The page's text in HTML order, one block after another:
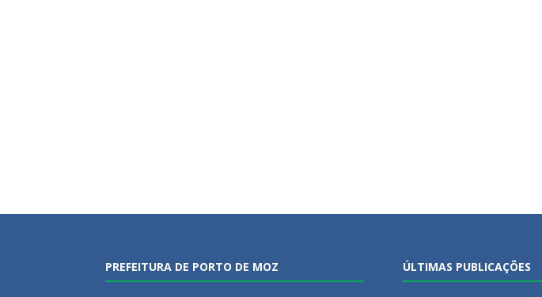
PREFEITURA DE PORTO DE MOZ ÚLTIMAS PUBLICAÇÕES